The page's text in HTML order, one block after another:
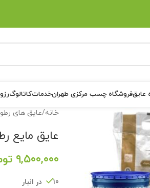
عایقفروشگاه چسب مرکزی طهرانخدماتکاتالوگ
خانه/عایق های
عایق مایع
۹,۵۰۰,۰۰۰
10 در انبار